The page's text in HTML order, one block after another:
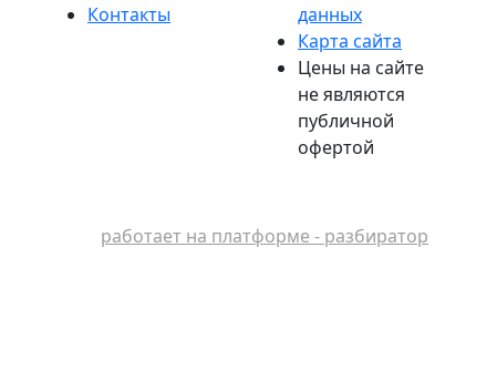
Контакты
данных
Карта сайта
Цены на сайте
не являются
публичной
офертой
работает на платформе - разбиратор